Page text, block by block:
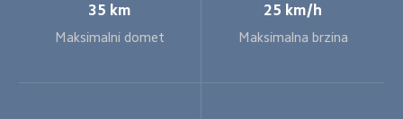
35 km
Maksimalni domet
25 km/h
Maksimalna brzina